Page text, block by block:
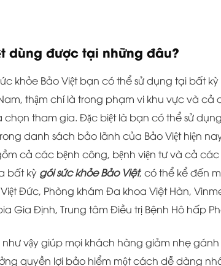
dùng được tại những đâu?
khỏe Bảo Việt bạn có thể sử dụng tại bất
thậm chí là trong phạm vi khu vực và
tham gia. Đặc biệt là bạn có thể sử
danh sách bảo lãnh của Bảo Việt hiện
cả các bệnh công, bệnh viện tư và cả
bất kỳ gói sức khỏe Bảo Việt, có thể kể đến
Đức, Phòng khám Đa khoa Việt Hàn,
Gia Định, Trung tâm Điều trị Bệnh Hô hấp
như vậy giúp mọi khách hàng giảm nhẹ
quyền lợi bảo hiểm một cách dễ dàng